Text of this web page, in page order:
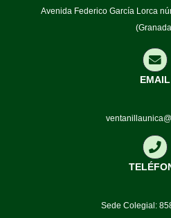
Avenida Federico García Lorca
EMAIL
Sede Colegial: